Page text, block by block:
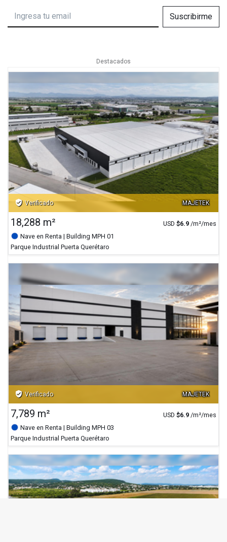
Suscribirme
Destacados
MAJETEK
verified_user Verificado
18,288 m² USD $6.9 /m²/mes
Nave en Renta | Building MPH 01
Parque Industrial Puerta Querétaro
MAJETEK
verified_user Verificado
7,789 m² USD $6.9 /m²/mes
Nave en Renta | Building MPH 03
Parque Industrial Puerta Querétaro